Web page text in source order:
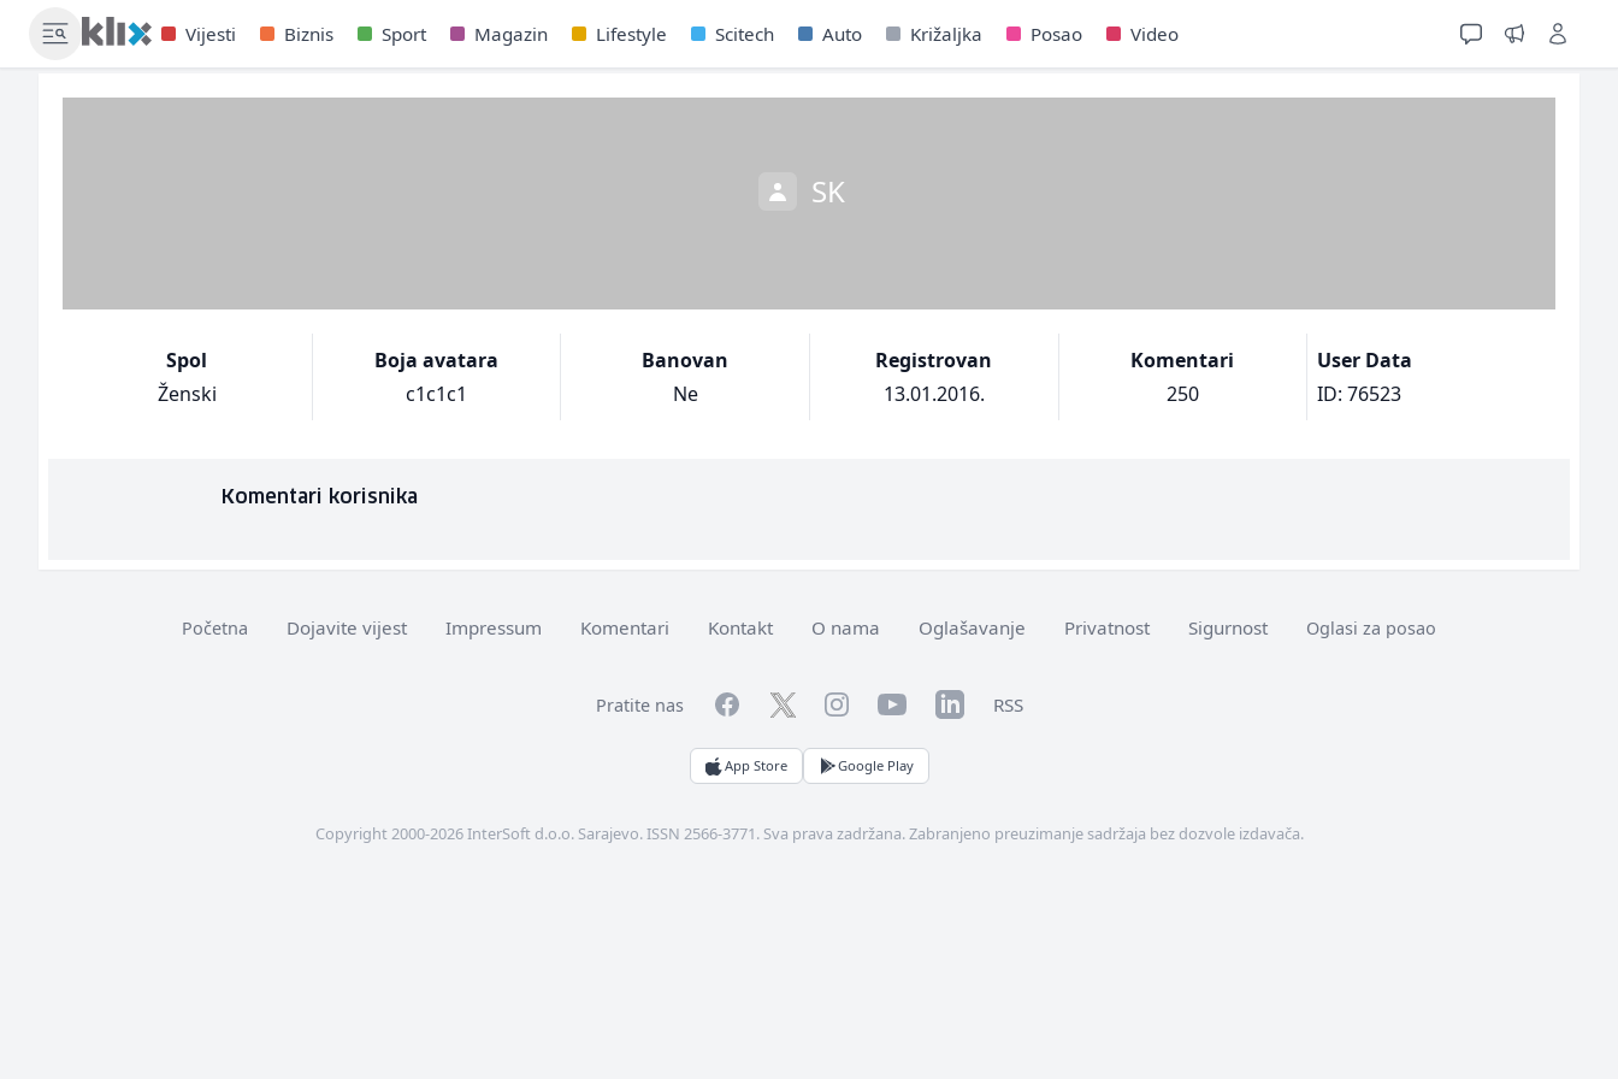
Vijesti Biznis Sport Magazin Lifestyle Scitech Auto Križaljka Posao Video
SK
Spol
Ženski
Boja avatara
c1c1c1
Banovan
Ne
Registrovan
13.01.2016.
Komentari
250
User Data
ID: 76523
Komentari korisnika
Početna Dojavite vijest Impressum Komentari Kontakt O nama Oglašavanje Privatnost Sigurnost Oglasi za posao
Pratite nas FacebookTwitterInstagramYouTubeLinkedInRSS
App Store Google Play
Copyright 2000-2026 InterSoft d.o.o. Sarajevo. ISSN 2566-3771. Sva prava zadržana. Zabranjeno preuzimanje sadržaja bez dozvole izdavača.